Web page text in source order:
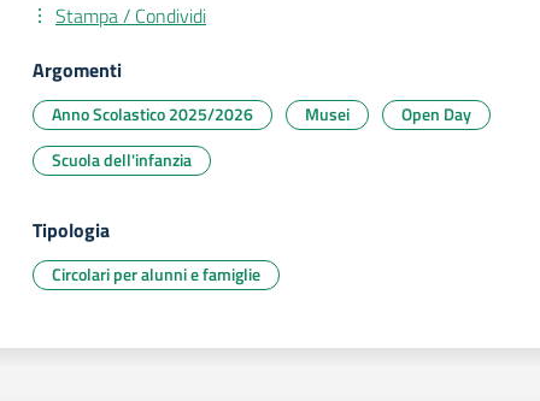
Stampa / Condividi
Argomenti
Anno Scolastico 2025/2026 Musei
Open Day
Scuola dell'infanzia
Tipologia
Circolari per alunni e famiglie